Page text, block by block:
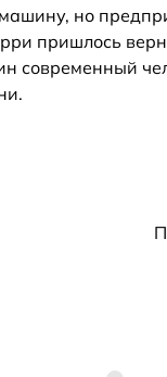
но
пришлось
современный